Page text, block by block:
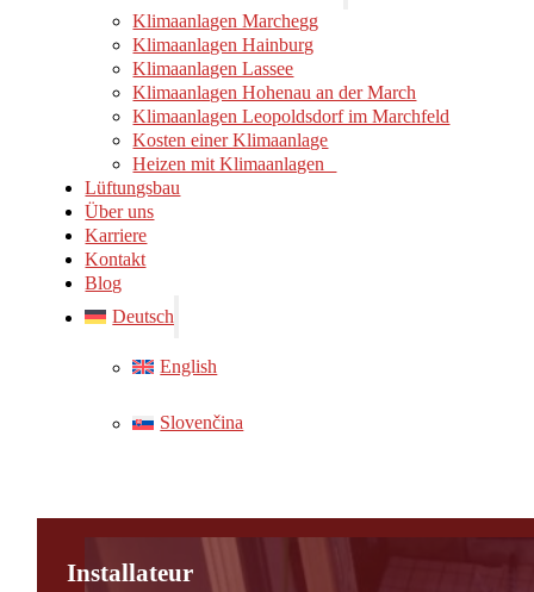
Klimaanlagen Marchegg
Klimaanlagen Hainburg
Klimaanlagen Lassee
Klimaanlagen Hohenau an der March
Klimaanlagen Leopoldsdorf im Marchfeld
Kosten einer Klimaanlage
Heizen mit Klimaanlagen
Lüftungsbau
Über uns
Karriere
Kontakt
Blog
Deutsch
English
Slovenčina
Installateur